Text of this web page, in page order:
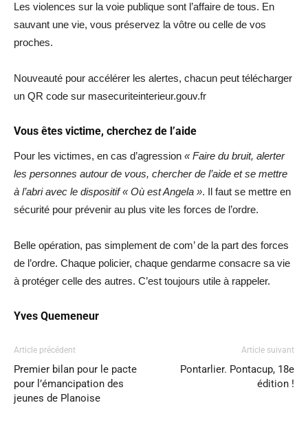
Les violences sur la voie publique sont l’affaire de tous. En
sauvant une vie, vous préservez la vôtre ou celle de vos
proches.
Nouveauté pour accélérer les alertes, chacun peut télécharger
un QR code sur masecuriteinterieur.gouv.fr
Vous êtes victime, cherchez de l’aide
Pour les victimes, en cas d’agression « Faire du bruit, alerter
les personnes autour de vous, chercher de l’aide et se mettre
à l’abri avec le dispositif « Où est Angela ». Il faut se mettre en
sécurité pour prévenir au plus vite les forces de l’ordre.
Belle opération, pas simplement de com’ de la part des forces
de l’ordre. Chaque policier, chaque gendarme consacre sa vie
à protéger celle des autres. C’est toujours utile à rappeler.
Yves Quemeneur
Article précédent
Premier bilan pour le pacte
pour l’émancipation des
jeunes de Planoise
Article suivant
Pontarlier. Pontacup, 18e
édition !